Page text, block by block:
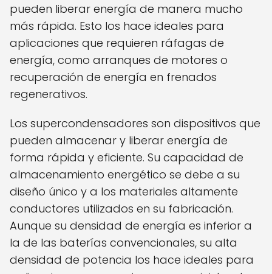
pueden liberar energía de manera mucho
más rápida. Esto los hace ideales para
aplicaciones que requieren ráfagas de
energía, como arranques de motores o
recuperación de energía en frenados
regenerativos.
Los supercondensadores son dispositivos que
pueden almacenar y liberar energía de
forma rápida y eficiente. Su capacidad de
almacenamiento energético se debe a su
diseño único y a los materiales altamente
conductores utilizados en su fabricación.
Aunque su densidad de energía es inferior a
la de las baterías convencionales, su alta
densidad de potencia los hace ideales para